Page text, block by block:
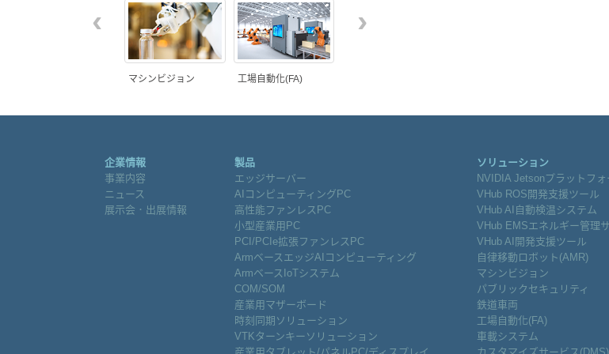
マシンビジョン 工場自動化(FA)
‹ ›
企業情報
事業内容
ニュース
展示会．出展情報
製品
エッジサーバー
AIコンピューティングPC
高性能ファンレスPC
小型産業用PC
PCI/PCIe拡張ファンレスPC
ArmベースエッジAIコンピューティング
ArmベースIoTシステム
COM/SOM
産業用マザーボード
時刻同期ソリューション
VTKターンキーソリューション
ソリューション
NVIDIA Jetsonプラットフォ
VHub ROS開発支援ツール
VHub AI自動検温システム
VHub EMSエネルギー管理
VHub AI開発支援ツール
自律移動ロボット(AMR)
マシンビジョン
パブリックセキュリティ
鉄道車両
工場自動化(FA)
車載システム